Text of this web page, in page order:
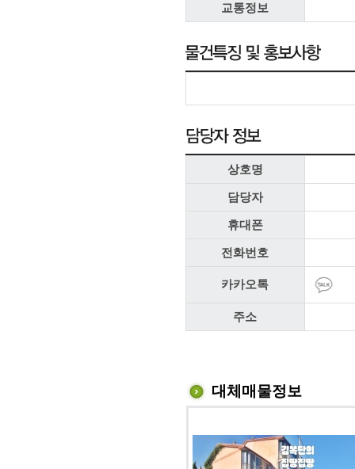
교통정보
상호명
담당자
휴대폰
전화번호
카카오톡
주소
대체매물정보